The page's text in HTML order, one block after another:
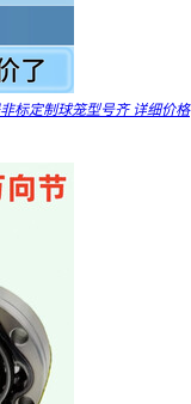
标定制球笼型号齐 详细价格